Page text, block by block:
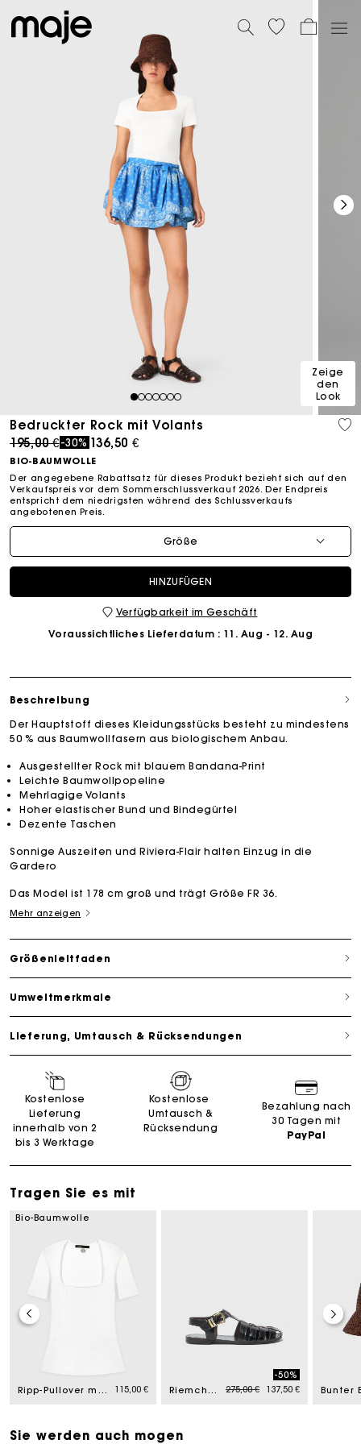
1234567
Zeige
den
Look
Bedruckter Rock mit Volants
Price reduced from
195,00 €to
-30% 136,50 €
BIO-BAUMWOLLE
Der angegebene Rabattsatz für dieses Produkt bezieht sich auf den
Verkaufspreis vor dem Sommerschlussverkauf 2026. Der Endpreis
entspricht dem niedrigsten während des Schlussverkaufs
angebotenen Preis.
Größe
HINZUFÜGEN
Verfügbarkeit im Geschäft
Voraussichtliches Lieferdatum : 11. Aug - 12. Aug
Beschreibung
Der Hauptstoff dieses Kleidungsstücks besteht zu mindestens
50 % aus Baumwollfasern aus biologischem Anbau.
Ausgestellter Rock mit blauem Bandana-Print
Leichte Baumwollpopeline
Mehrlagige Volants
Hoher elastischer Bund und Bindegürtel
Dezente Taschen
Sonnige Auszeiten und Riviera-Flair halten Einzug in die
Gardero
Das Model ist 178 cm groß und trägt Größe FR 36.
Mehr anzeigen
Größenleitfaden
Umweltmerkmale
Lieferung, Umtausch & Rücksendungen
Kostenlose
Lieferung
innerhalb von 2
bis 3 Werktage
Kostenlose
Umtausch &
Rücksendung
Bezahlung nach
30 Tagen mit
PayPal
Tragen Sie es mit
Bio-Baumwolle
Ripp-Pullover mit Karree-Ausschnitt 115,00 € Riemchensandalen aus Leder Price reduced from
275,00 €to
-50%
137,50 €
Sie werden auch mogen